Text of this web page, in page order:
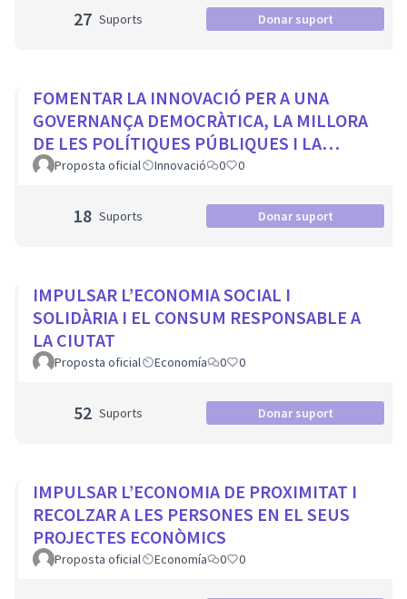
27 Suports Donar suport
FOMENTAR LA INNOVACIÓ PER A UNA
GOVERNANÇA DEMOCRÀTICA, LA MILLORA
DE LES POLÍTIQUES PÚBLIQUES I LA
TRANSFORMACIÓ SOCIAL
Proposta oficial Innovació 0 0
18 Suports Donar suport
IMPULSAR L’ECONOMIA SOCIAL I
SOLIDÀRIA I EL CONSUM RESPONSABLE A
LA CIUTAT
Proposta oficial Economía 0 0
52 Suports Donar suport
IMPULSAR L’ECONOMIA DE PROXIMITAT I
RECOLZAR A LES PERSONES EN EL SEUS
PROJECTES ECONÒMICS
Proposta oficial Economía 0 0